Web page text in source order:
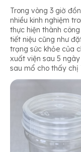
Trong vòng 3 giờ
nhiều kinh nghiệm
thực hiện thành
tiết niệu cũng như
trạng sức khỏe của
xuất viện sau 5
sau mổ cho thấy chị